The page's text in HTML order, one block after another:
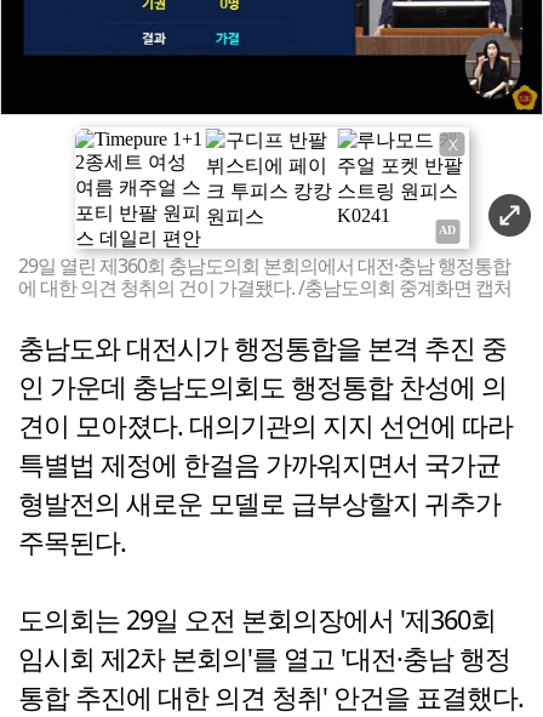
X
29일 열린 제360회 충남도의회 본회의에서 대전·충남 행정통합
에 대한 의견 청취의 건이 가결됐다. /충남도의회 중계화면 캡처
충남도와 대전시가 행정통합을 본격 추진 중
인 가운데 충남도의회도 행정통합 찬성에 의
견이 모아졌다. 대의기관의 지지 선언에 따라
특별법 제정에 한걸음 가까워지면서 국가균
형발전의 새로운 모델로 급부상할지 귀추가
주목된다.
도의회는 29일 오전 본회의장에서 '제360회
임시회 제2차 본회의'를 열고 '대전·충남 행정
통합 추진에 대한 의견 청취' 안건을 표결했다.